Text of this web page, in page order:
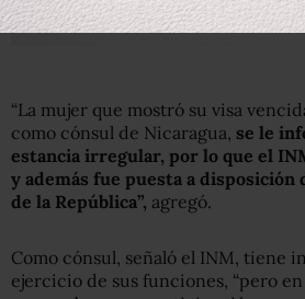
“La mujer que mostró su visa
como cónsul de Nicaragua, se le
estancia irregular, por lo que el
y además fue puesta a disposición
de la República”, agregó.
Como cónsul, señaló el INM, tiene
ejercicio de sus funciones, “pero en